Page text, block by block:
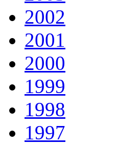
2002
2001
2000
1999
1998
1997